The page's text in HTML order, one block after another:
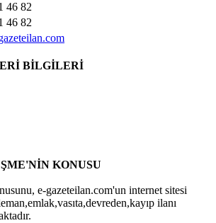
46 82
46 82
BİLGİLERİ
KONUSU
e-gazeteilan.com'un internet sitesi
ilanı